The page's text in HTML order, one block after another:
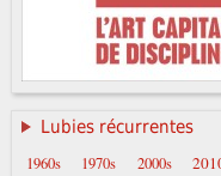
Lubies récurrentes
1960s 1970s 2000s